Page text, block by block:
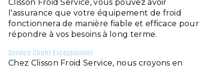
Clisson Froid Service, vous pouvez avoir
l'assurance que votre équipement de froid
fonctionnera de manière fiable et efficace pour
répondre à vos besoins à long terme.
Service Client Exceptionnel
Chez Clisson Froid Service, nous croyons en